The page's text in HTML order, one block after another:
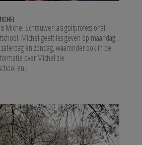
Michel Schrauwen als golfprofessional
Michel geeft les geven op maandag,
en zondag, waaronder ook in de
over Michel zie
en...